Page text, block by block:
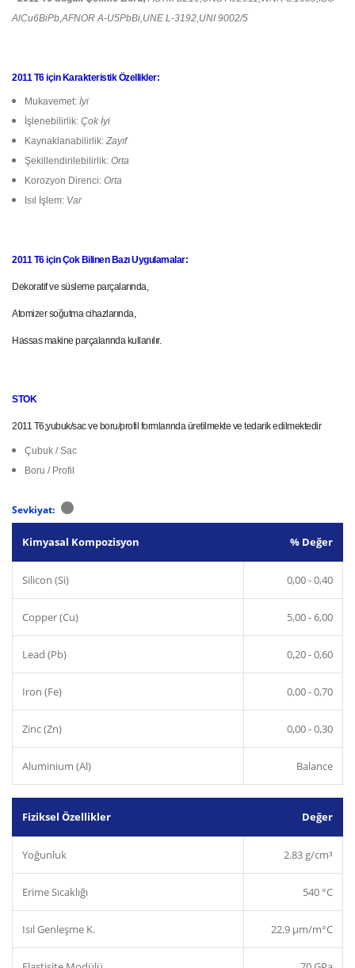
AlCu6BiPb,AFNOR A-U5PbBi,UNE L-3192,UNI 9002/5
2011 T6 için Karakteristik Özellikler:
Mukavemet: İyi
İşlenebilirlik: Çok İyi
Kaynaklanabilirlik: Zayıf
Şekillendirilebilirlik: Orta
Korozyon Direnci: Orta
Isıl İşlem: Var
2011 T6 için Çok Bilinen Bazı Uygulamalar:
Dekoratif ve süsleme parçalarında,
Atomizer soğutma cihazlarında,
Hassas makine parçalarında kullanılır.
STOK
2011 T6;yubuk/sac ve boru/profil formlarında üretilmekte ve tedarik edilmektedir
Çubuk / Sac
Boru / Profil
Sevkiyat:
Kimyasal Kompozisyon % Değer
Silicon (Si) 0,00 - 0,40
Copper (Cu) 5,00 - 6,00
Lead (Pb) 0,20 - 0,60
Iron (Fe) 0,00 - 0,70
Zinc (Zn) 0,00 - 0,30
Aluminium (Al) Balance
Fiziksel Özellikler Değer
Yoğunluk 2.83 g/cm³
Erime Sıcaklığı 540 °C
Isıl Genleşme K. 22.9 µm/m°C